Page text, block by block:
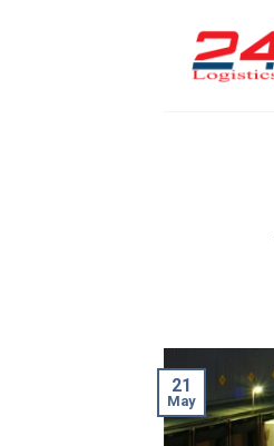
21
May